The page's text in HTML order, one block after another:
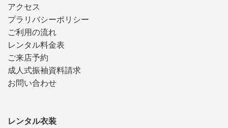
アクセス
プラリバシーポリシー
ご利用の流れ
レンタル料金表
ご来店予約
成人式振袖資料請求
お問い合わせ
レンタル衣装